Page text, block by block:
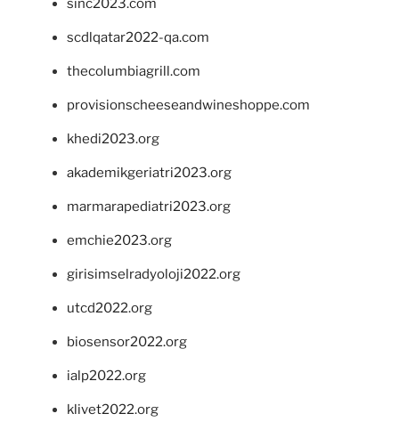
sinc2023.com
scdlqatar2022-qa.com
thecolumbiagrill.com
provisionscheeseandwineshoppe.com
khedi2023.org
akademikgeriatri2023.org
marmarapediatri2023.org
emchie2023.org
girisimselradyoloji2022.org
utcd2022.org
biosensor2022.org
ialp2022.org
klivet2022.org